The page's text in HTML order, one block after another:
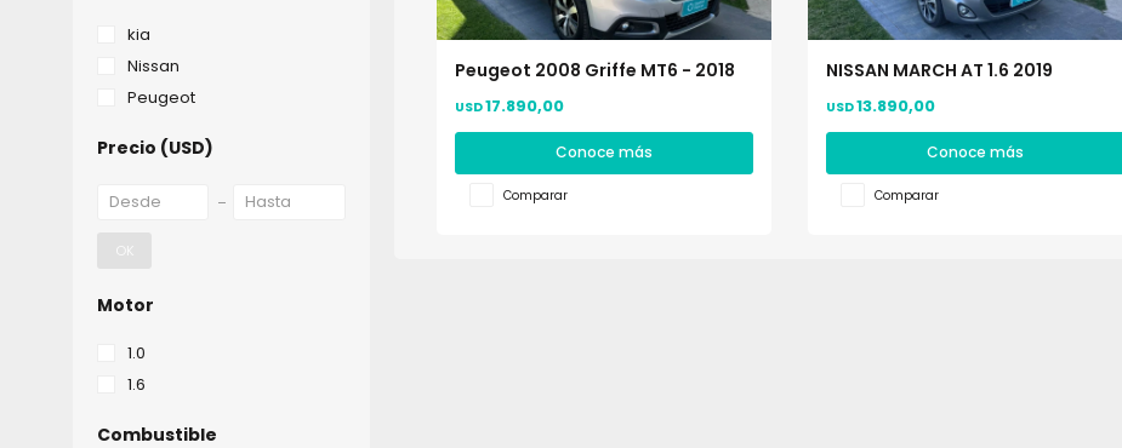
Peugeot 2008 Griffe MT6 - 2018
USD17.890,00
Conoce más
Comparar
NISSAN MARCH AT 1.6 2019
USD13.890,00
Conoce más
Comparar
kia
Nissan
Peugeot
Precio (USD)
OK
Motor
1.0
1.6
Combustible